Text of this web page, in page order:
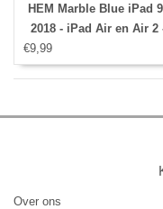
HEM Marble Blue iPad
2018 - iPad Air en Air
iPad 2017 / 2018 / Air
Air 2 - 5/6e generatie
€9,99
Over ons